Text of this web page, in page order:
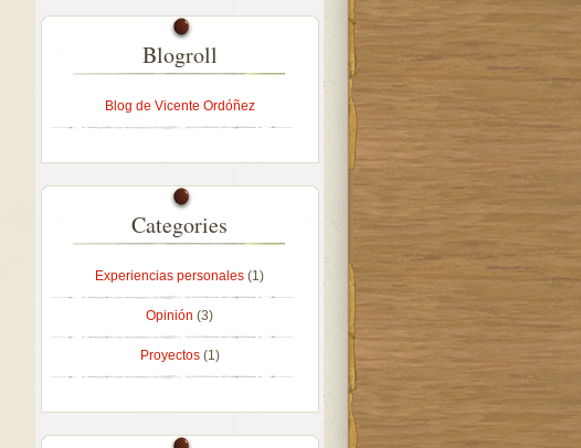
Blogroll
Blog de Vicente Ordóñez
Categories
Experiencias personales (1)
Opinión (3)
Proyectos(1)